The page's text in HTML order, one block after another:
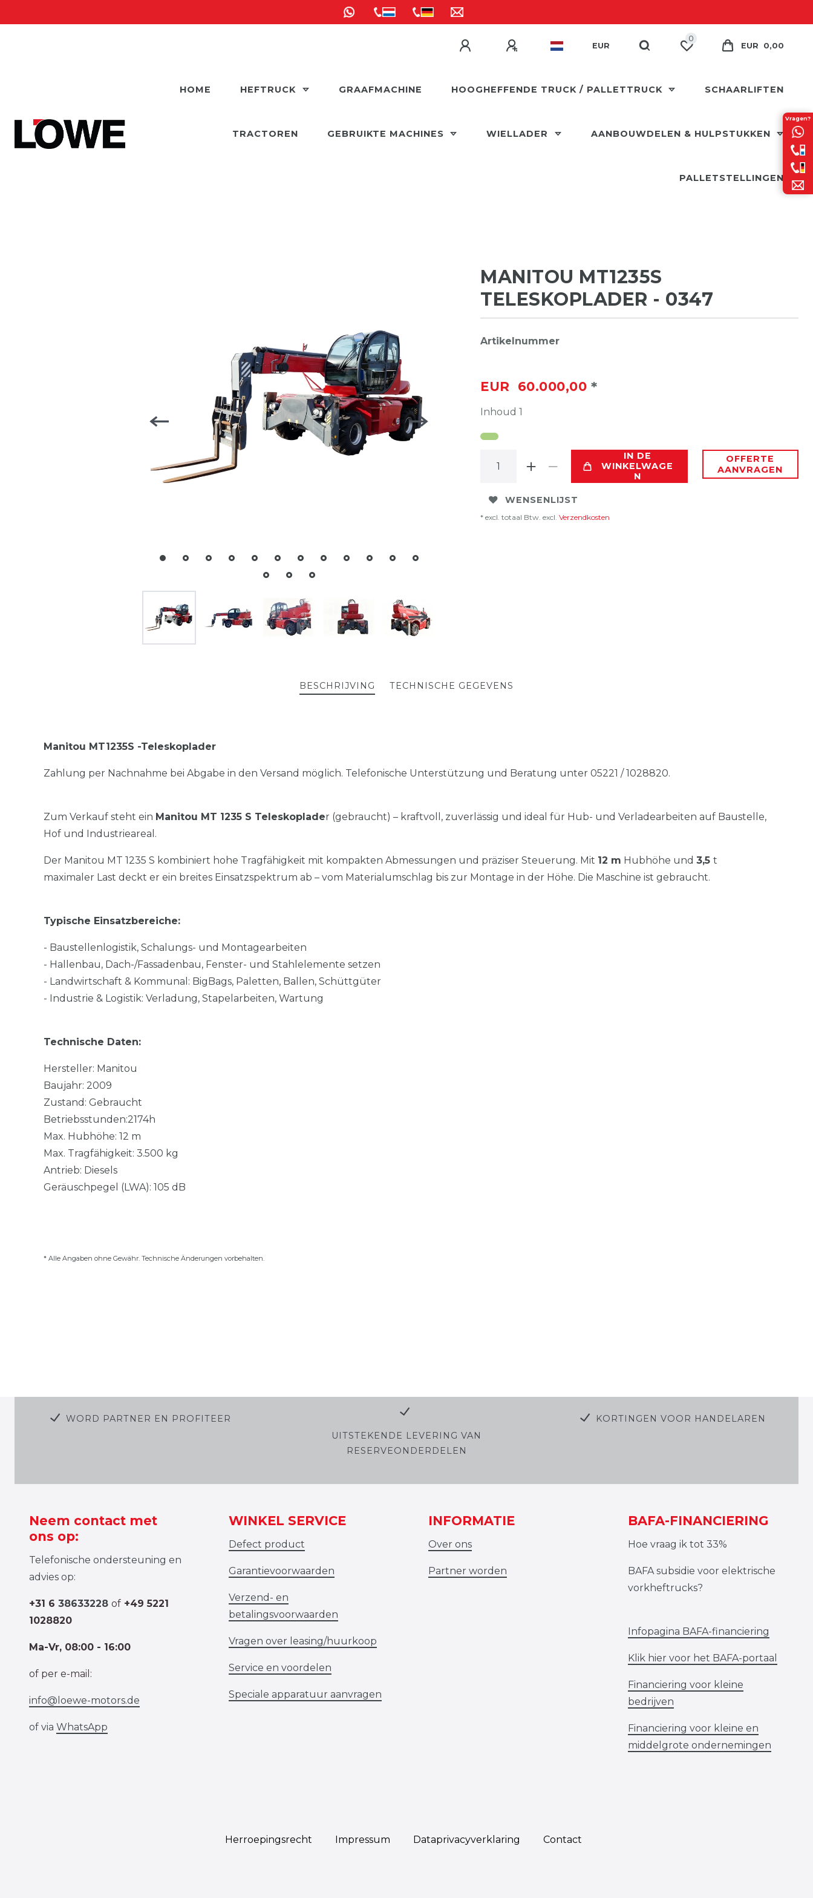
EUR
0
EUR 0,00
HOME HEFTRUCK GRAAFMACHINE HOOGHEFFENDE TRUCK / PALLETTRUCK SCHAARLIFTEN
TRACTOREN GEBRUIKTE MACHINES WIELLADER AANBOUWDELEN & HULPSTUKKEN
PALLETSTELLINGEN
Vragen?
MANITOU MT1235S
TELESKOPLADER - 0347
Artikelnummer
EUR 60.000,00 *
Inhoud 1
IN DE
WINKELWAGE
N
OFFERTE
AANVRAGEN
WENSENLIJST
* excl. totaal Btw. excl. Verzendkosten
BESCHRIJVING TECHNISCHE GEGEVENS
Manitou MT1235S -Teleskoplader
Zahlung per Nachnahme bei Abgabe in den Versand möglich. Telefonische Unterstützung und Beratung unter 05221 / 1028820.
Zum Verkauf steht ein Manitou MT 1235 S Teleskoplader (gebraucht) – kraftvoll, zuverlässig und ideal für Hub- und Verladearbeiten auf Baustelle,
Hof und Industrieareal.
Der Manitou MT 1235 S kombiniert hohe Tragfähigkeit mit kompakten Abmessungen und präziser Steuerung. Mit 12 m Hubhöhe und 3,5 t
maximaler Last deckt er ein breites Einsatzspektrum ab – vom Materialumschlag bis zur Montage in der Höhe. Die Maschine ist gebraucht.
Typische Einsatzbereiche:
- Baustellenlogistik, Schalungs- und Montagearbeiten
- Hallenbau, Dach-/Fassadenbau, Fenster- und Stahlelemente setzen
- Landwirtschaft & Kommunal: BigBags, Paletten, Ballen, Schüttgüter
- Industrie & Logistik: Verladung, Stapelarbeiten, Wartung
Technische Daten:
Hersteller: Manitou
Baujahr: 2009
Zustand: Gebraucht
Betriebsstunden:2174h
Max. Hubhöhe: 12 m
Max. Tragfähigkeit: 3.500 kg
Antrieb: Diesels
Geräuschpegel (LWA): 105 dB
* Alle Angaben ohne Gewähr. Technische Änderungen vorbehalten.
WORD PARTNER EN PROFITEER
UITSTEKENDE LEVERING VAN
RESERVEONDERDELEN
KORTINGEN VOOR HANDELAREN
Neem contact met
ons op:
Telefonische ondersteuning en
advies op:
+31 6 38633228 of +49 5221
1028820
Ma-Vr, 08:00 - 16:00
of per e-mail:
info@loewe-motors.de
of via WhatsApp
WINKEL SERVICE
Defect product
Garantievoorwaarden
Verzend- en
betalingsvoorwaarden
Vragen over leasing/huurkoop
Service en voordelen
Speciale apparatuur aanvragen
INFORMATIE
Over ons
Partner worden
BAFA-FINANCIERING
Hoe vraag ik tot 33%
BAFA subsidie voor elektrische
vorkheftrucks?
Infopagina BAFA-financiering
Klik hier voor het BAFA-portaal
Financiering voor kleine
bedrijven
Financiering voor kleine en
middelgrote ondernemingen
Herroepings­recht Impressum Data­privacy­verklaring Contact